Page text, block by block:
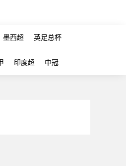
墨西超 英足总杯
印度超 中冠